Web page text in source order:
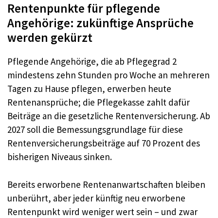
Rentenpunkte für pflegende
Angehörige: zukünftige Ansprüche
werden gekürzt
Pflegende Angehörige, die ab Pflegegrad 2
mindestens zehn Stunden pro Woche an mehreren
Tagen zu Hause pflegen, erwerben heute
Rentenansprüche; die Pflegekasse zahlt dafür
Beiträge an die gesetzliche Rentenversicherung. Ab
2027 soll die Bemessungsgrundlage für diese
Rentenversicherungsbeiträge auf 70 Prozent des
bisherigen Niveaus sinken.
Bereits erworbene Rentenanwartschaften bleiben
unberührt, aber jeder künftig neu erworbene
Rentenpunkt wird weniger wert sein – und zwar